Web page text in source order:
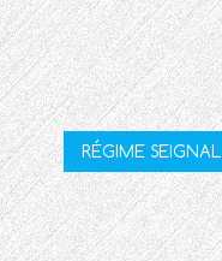
RÉGIME